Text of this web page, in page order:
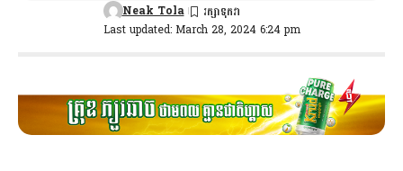
Last updated: March 28, 2024 6:24 pm
Neak Tola